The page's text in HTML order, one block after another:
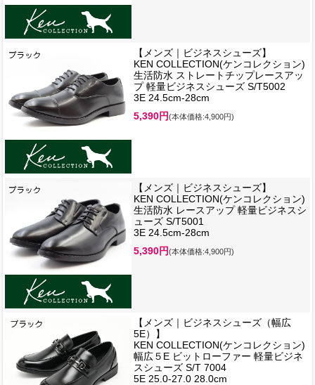
【メンズ｜ビジネスシューズ】
KEN COLLECTION(ケンコレクション)
生活防水 ストレートチップレースアッ
プ 軽量ビジネスシューズ S/T5002
3E 24.5cm-28cm
5,390円(本体価格:4,900円)
【メンズ｜ビジネスシューズ】
KEN COLLECTION(ケンコレクション)
生活防水 レースアップ 軽量ビジネスシ
ューズ S/T5001
3E 24.5cm-28cm
5,390円(本体価格:4,900円)
【メンズ｜ビジネスシューズ（幅広
5E）】
KEN COLLECTION(ケンコレクション)
幅広５E ビットローファー 軽量ビジネ
スシューズ S/T 7004
5E 25.0-27.0 28.0cm